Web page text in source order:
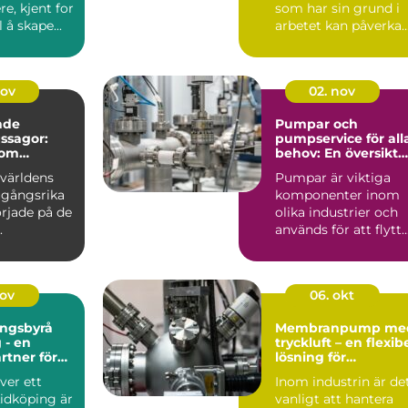
kjent for
skape...
som har sin grund i
arbetet kan påverka
på de
02. nov
Pumpar och
pumpservice för
behov: En översikt
pumpar
Pumpar är viktiga
komponenter inom
olika industrier och
används för att flytta
- en
för
ett
är
06. okt
Membranpump
tryckluft – en
lösning för
vätskeflöden
Inom industrin är
vanligt att hantera